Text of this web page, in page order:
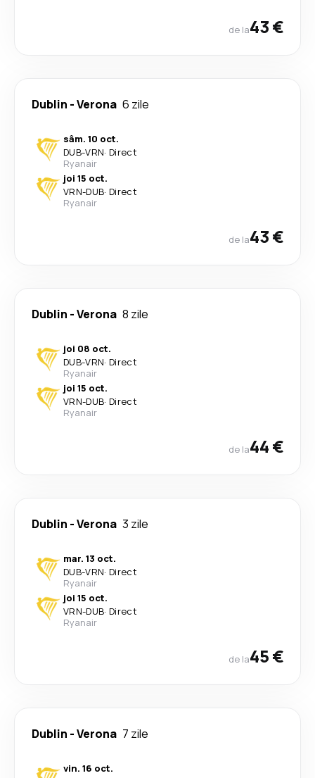
de la43 €
Dublin -Verona 6 zile
sâm. 10 oct.
DUB-VRN· Direct
Ryanair
joi 15 oct.
VRN-DUB· Direct
Ryanair
de la43 €
Dublin -Verona 8 zile
joi 08 oct.
DUB-VRN· Direct
Ryanair
joi 15 oct.
VRN-DUB· Direct
Ryanair
de la44 €
Dublin -Verona 3 zile
mar. 13 oct.
DUB-VRN· Direct
Ryanair
joi 15 oct.
VRN-DUB· Direct
Ryanair
de la45 €
Dublin -Verona 7 zile
vin. 16 oct.